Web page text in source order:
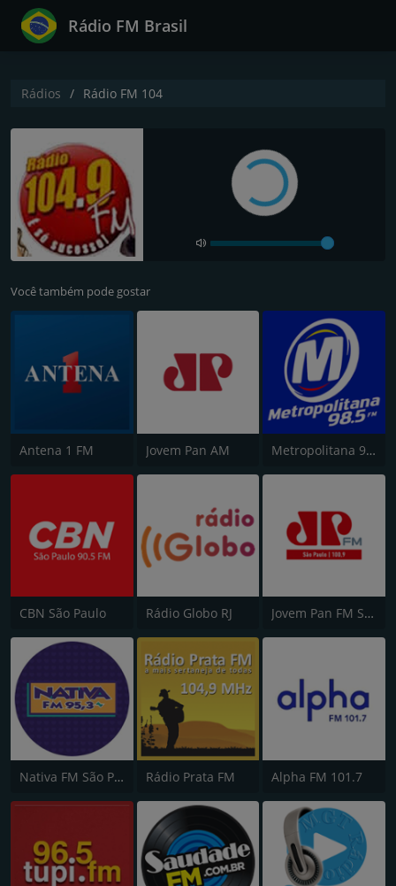
Rádio FM Brasil
Rádios Rádio FM 104
Você também pode gostar
Antena 1 FM Jovem Pan AM Metropolitana 98.5 FM
CBN São Paulo Rádio Globo RJ Jovem Pan FM São Paulo
Nativa FM São Paulo Rádio Prata FM Alpha FM 101.7